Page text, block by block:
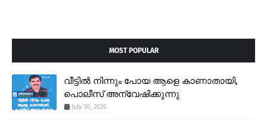
MOST POPULAR
വീട്ടിൽ നിന്നും പോയ ആളെ കാണാതായി,
പൊലീസ് അന്വേഷിക്കുന്നു
July 30, 2026